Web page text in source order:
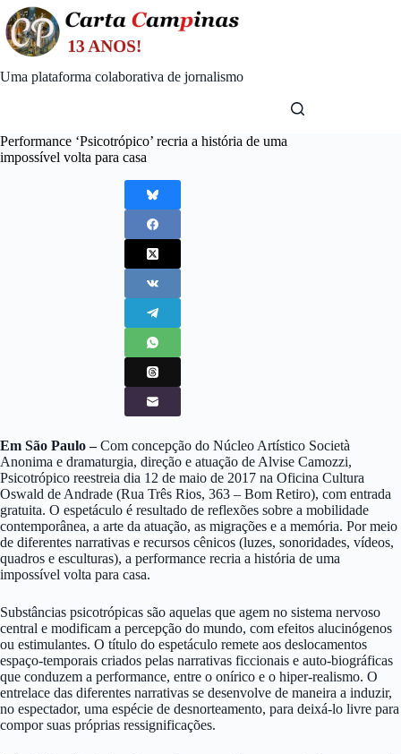
Skip
to
content
Uma plataforma colaborativa de jornalismo
Performance ‘Psicotrópico’ recria a história de uma
impossível volta para casa
Em São Paulo –Com concepção do Núcleo Artístico Società
Anonima e dramaturgia, direção e atuação de Alvise Camozzi,
Psicotrópico reestreia dia 12 de maio de 2017 na Oficina Cultura
Oswald de Andrade (Rua Três Rios, 363 – Bom Retiro), com entrada
gratuita. O espetáculo é resultado de reflexões sobre a mobilidade
contemporânea, a arte da atuação, as migrações e a memória. Por meio
de diferentes narrativas e recursos cênicos (luzes, sonoridades, vídeos,
quadros e esculturas), a performance recria a história de uma
impossível volta para casa.
Substâncias psicotrópicas são aquelas que agem no sistema nervoso
central e modificam a percepção do mundo, com efeitos alucinógenos
ou estimulantes. O título do espetáculo remete aos deslocamentos
espaço-temporais criados pelas narrativas ficcionais e auto-biográficas
que conduzem a performance, entre o onírico e o hiper-realismo. O
entrelace das diferentes narrativas se desenvolve de maneira a induzir,
no espectador, uma espécie de desnorteamento, para deixá-lo livre para
compor suas próprias ressignificações.